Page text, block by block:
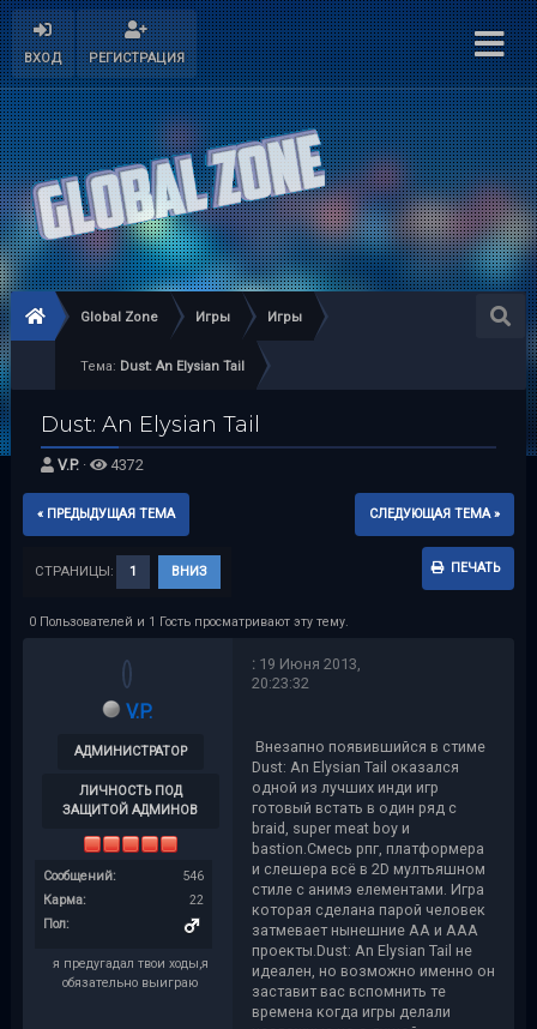
ВХОД РЕГИСТРАЦИЯ
Global Zone Игры Игры
Тема: Dust: An Elysian Tail
Dust: An Elysian Tail
V.P.· 4372
« ПРЕДЫДУЩАЯ ТЕМА СЛЕДУЮЩАЯ ТЕМА »
ПЕЧАТЬ
СТРАНИЦЫ: 1 ВНИЗ
0 Пользователей и 1 Гость просматривают эту тему.
V.P.
АДМИНИСТРАТОР
ЛИЧНОСТЬ ПОД
ЗАЩИТОЙ АДМИНОВ
Сообщений:
546
Карма:
22
Пол:
я предугадал твои ходы,я
обязательно выиграю
:19 Июня 2013,
20:23:32
Внезапно появившийся в стиме
Dust: An Elysian Tail оказался
одной из лучших инди игр
готовый встать в один ряд с
braid, super meat boy и
bastion.Смесь рпг, платформера
и слешера всё в 2D мултьяшном
стиле с анимэ елементами. Игра
которая сделана парой человек
затмевает нынешние АА и ААА
проекты.Dust: An Elysian Tail не
идеален, но возможно именно он
заставит вас вспомнить те
времена когда игры делали